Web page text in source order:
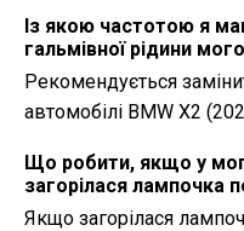
Із якою частотою я
гальмівної рідини
Рекомендується
автомобілі BMW X2
Що робити, якщо у
загорілася лампочка
Якщо загорілася